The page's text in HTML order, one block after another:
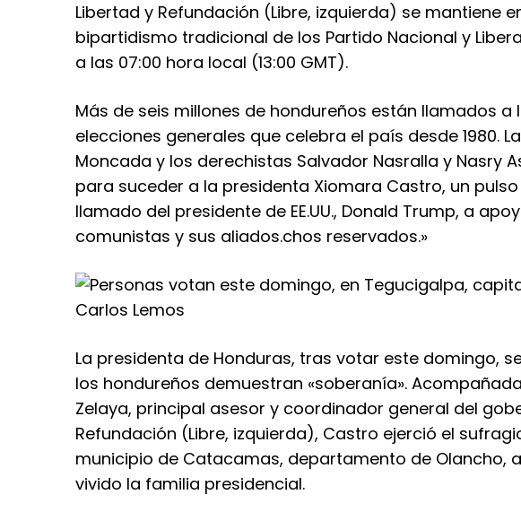
Libertad y Refundación (Libre, izquierda) se mantiene
bipartidismo tradicional de los Partido Nacional y
a las 07:00 hora local (13:00 GMT).
Más de seis millones de hondureños están llamados
elecciones generales que celebra el país desde 1980.
Moncada y los derechistas Salvador Nasralla y Nasry
para suceder a la presidenta Xiomara Castro, un
llamado del presidente de EE.UU., Donald Trump, a
comunistas y sus aliados.chos reservados.»
La presidenta de Honduras, tras votar este domingo,
los hondureños demuestran «soberanía».
Zelaya, principal asesor y coordinador general del
Refundación (Libre, izquierda), Castro ejerció el
municipio de Catacamas, departamento de Olancho,
vivido la familia presidencial.